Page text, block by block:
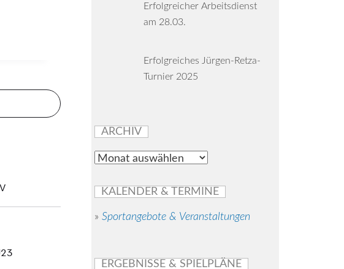
Erfolgreicher Arbeitsdienst
am 28.03.
Erfolgreiches Jürgen-Retza-
Turnier 2025
ARCHIV
Archiv
KALENDER & TERMINE
»Sportangebote & Veranstaltungen
ERGEBNISSE & SPIELPLÄNE